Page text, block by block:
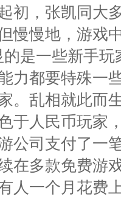
初，张凯同大
慢慢地，游戏
是一些新手
力都要特殊一
。乱相就此而
于人民币玩家
公司支付了一
在多款免费游
人一个月花费